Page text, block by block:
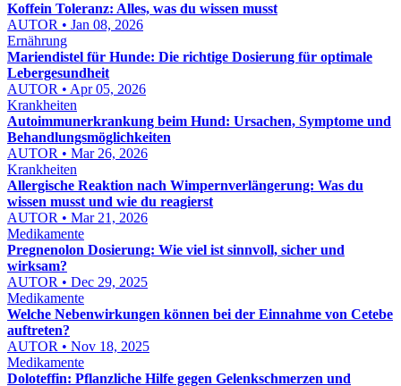
Koffein Toleranz: Alles, was du wissen musst
AUTOR • Jan 08, 2026
Ernährung
Mariendistel für Hunde: Die richtige Dosierung für optimale
Lebergesundheit
AUTOR • Apr 05, 2026
Krankheiten
Autoimmunerkrankung beim Hund: Ursachen, Symptome und
Behandlungsmöglichkeiten
AUTOR • Mar 26, 2026
Krankheiten
Allergische Reaktion nach Wimpernverlängerung: Was du
wissen musst und wie du reagierst
AUTOR • Mar 21, 2026
Medikamente
Pregnenolon Dosierung: Wie viel ist sinnvoll, sicher und
wirksam?
AUTOR • Dec 29, 2025
Medikamente
Welche Nebenwirkungen können bei der Einnahme von Cetebe
auftreten?
AUTOR • Nov 18, 2025
Medikamente
Doloteffin: Pflanzliche Hilfe gegen Gelenkschmerzen und